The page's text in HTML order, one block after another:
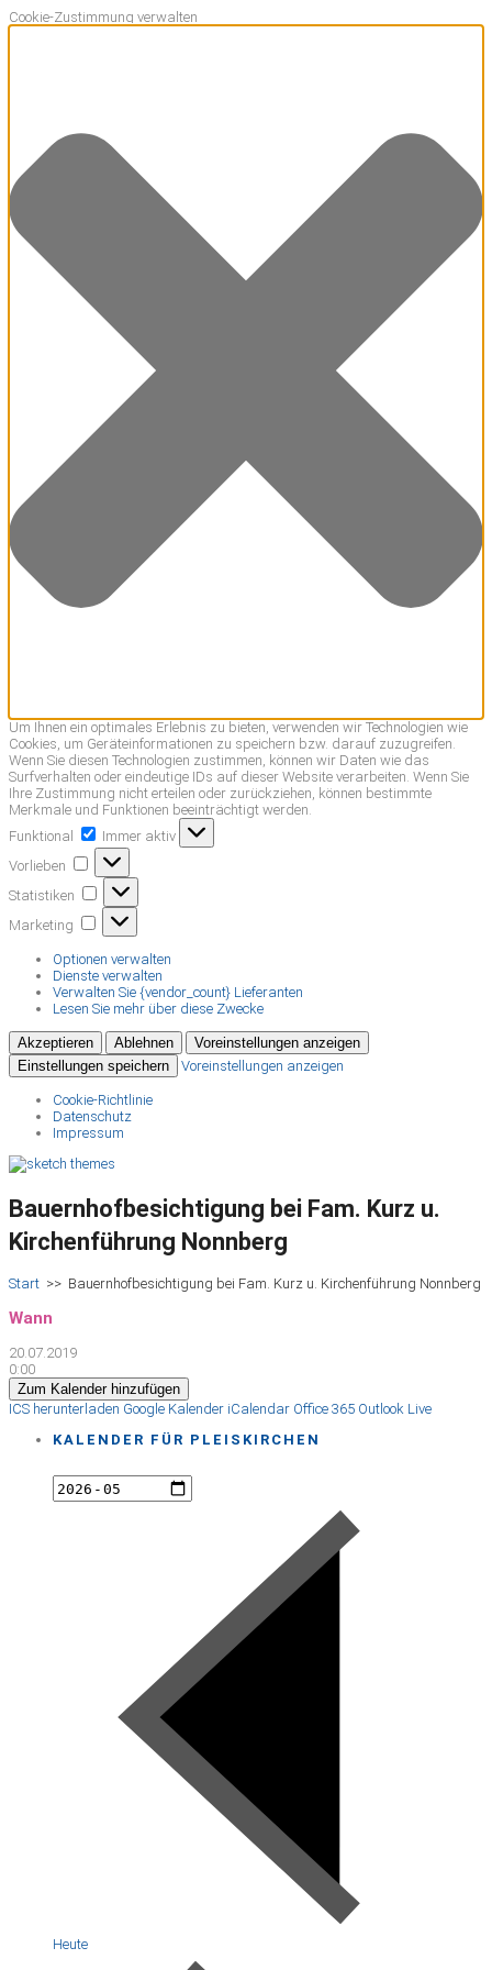
Cookie-Zustimmung verwalten
Um Ihnen ein optimales Erlebnis zu bieten, verwenden wir Technologien wie
Cookies, um Geräteinformationen zu speichern bzw. darauf zuzugreifen.
Wenn Sie diesen Technologien zustimmen, können wir Daten wie das
Surfverhalten oder eindeutige IDs auf dieser Website verarbeiten. Wenn Sie
Ihre Zustimmung nicht erteilen oder zurückziehen, können bestimmte
Merkmale und Funktionen beeinträchtigt werden.
Funktional
Immer aktiv
Vorlieben
Vorlieben
Statistiken
Statistiken
Marketing
Marketing
Optionen verwalten
Dienste verwalten
Verwalten Sie {vendor_count} Lieferanten
Lesen Sie mehr über diese Zwecke
Akzeptieren Ablehnen
Voreinstellungen anzeigen
Einstellungen speichern
Voreinstellungen anzeigen
Cookie-Richtlinie
Datenschutz
Impressum
Bauernhofbesichtigung bei Fam. Kurz u.
Kirchenführung Nonnberg
Start >> Bauernhofbesichtigung bei Fam. Kurz u. Kirchenführung Nonnberg
Wann
20.07.2019
0:00
Zum Kalender hinzufügen
ICS herunterladen Google Kalender iCalendar Office 365 Outlook Live
KALENDER FÜR PLEISKIRCHEN
Heute